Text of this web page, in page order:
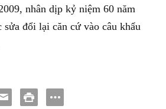
nhân dịp kỷ niệm 60 năm
đổi lại căn cứ vào câu khẩu